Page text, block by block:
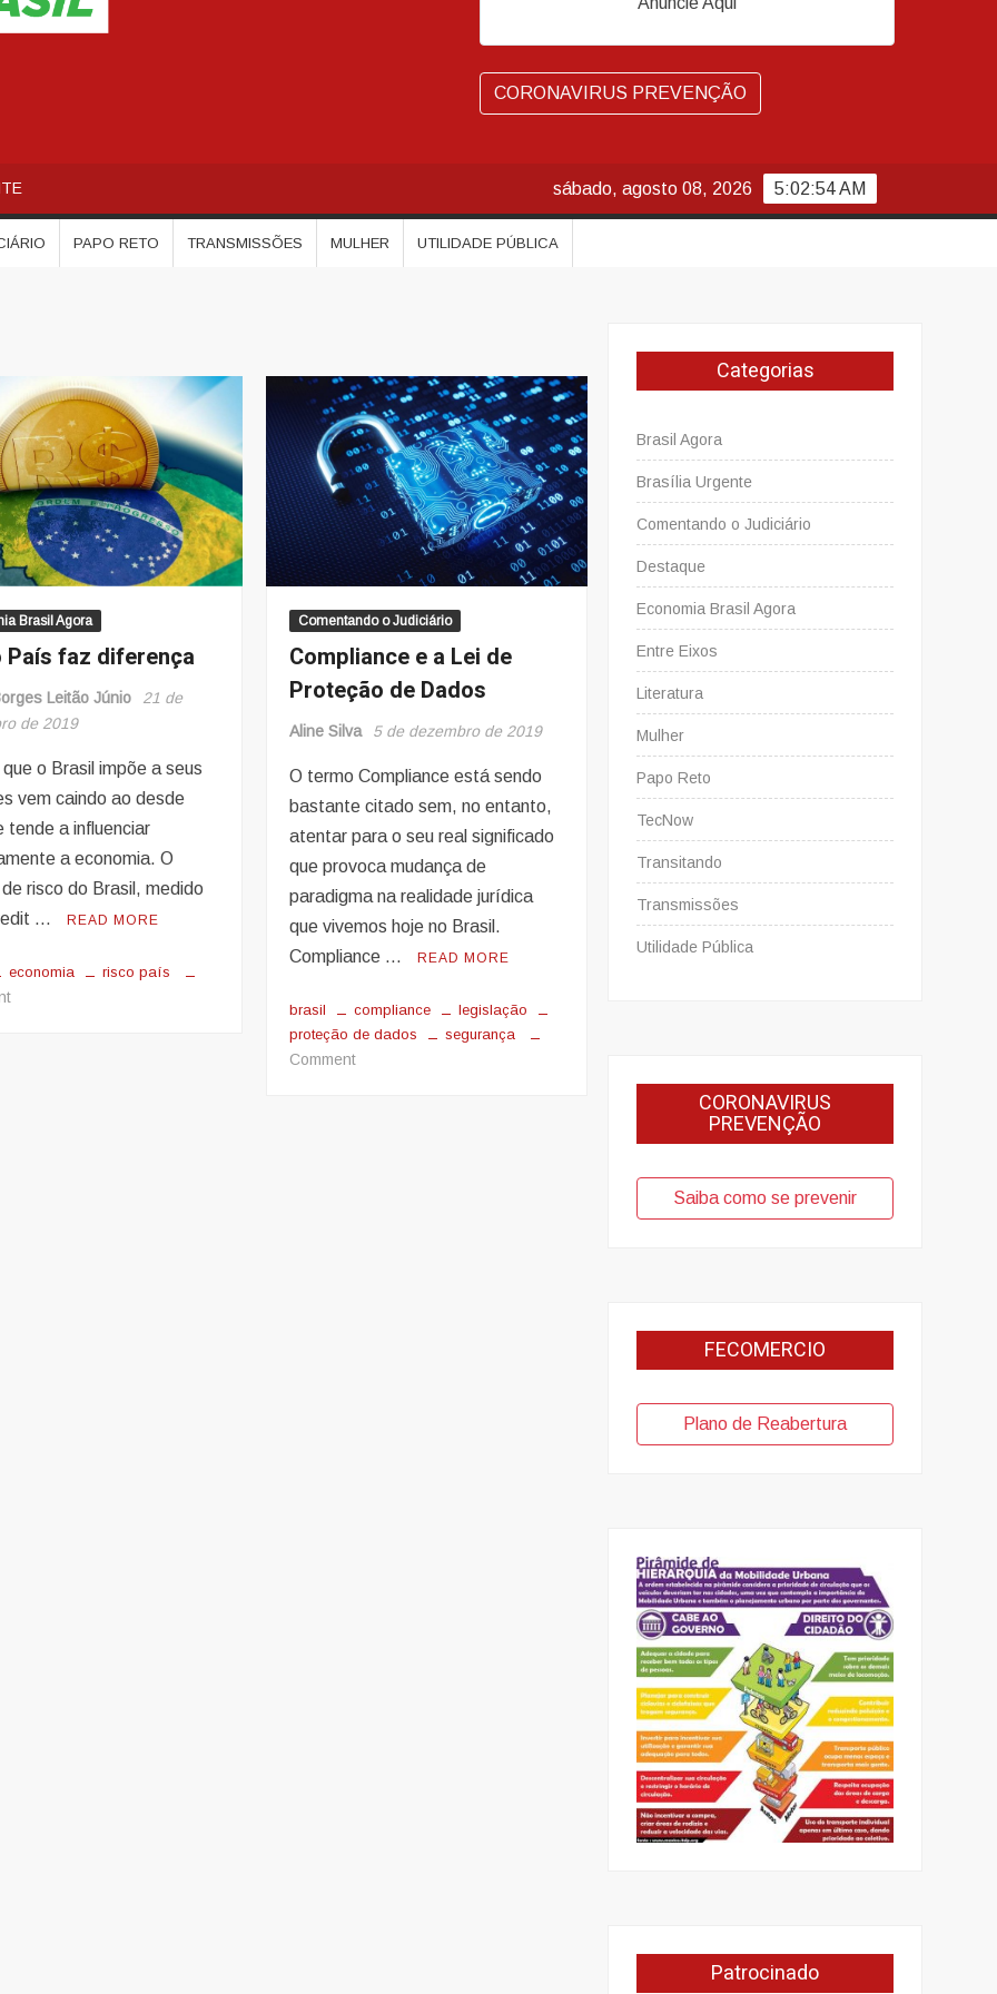
CORONAVIRUS PREVENÇÃO
5:02:55 AM
sábado, agosto 08, 2026
PAPO RETO TRANSMISSÕES MULHER UTILIDADE PÚBLICA
Brasil Agora
País faz diferença
Leitão Júnio
21 de
de 2019
o Brasil impõe a seus
vem caindo ao desde
tende a influenciar
a economia. O
risco do Brasil, medido
…
READ MORE
economia risco país
on
Comentando o Judiciário
Compliance e a Lei de
Proteção de Dados
Aline Silva 5 de dezembro de 2019
O termo Compliance está sendo
bastante citado sem, no entanto,
atentar para o seu real significado
que provoca mudança de
paradigma na realidade jurídica
que vivemos hoje no Brasil.
Compliance …
READ MORE
brasil compliance
legislação
proteção de dados
segurança
Commenton
Categorias
Brasil Agora
Brasília Urgente
Comentando o Judiciário
Destaque
Economia Brasil Agora
Entre Eixos
Literatura
Mulher
Papo Reto
TecNow
Transitando
Transmissões
Utilidade Pública
CORONAVIRUS
PREVENÇÃO
Saiba como se prevenir
FECOMERCIO
Plano de Reabertura
Patrocinado